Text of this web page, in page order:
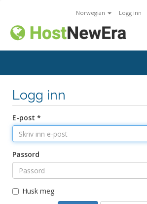
Norwegian Logg inn
Logg inn
E-post *
Passord
Husk meg